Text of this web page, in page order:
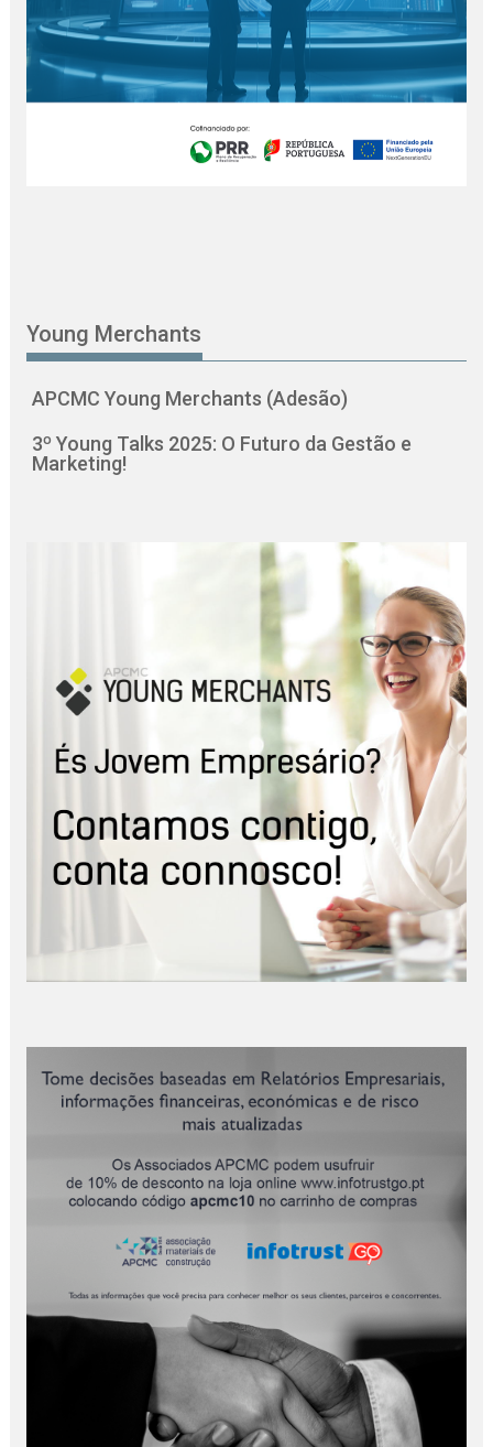
Young Merchants
APCMC Young Merchants (Adesão)
3º Young Talks 2025: O Futuro da Gestão e
Marketing!